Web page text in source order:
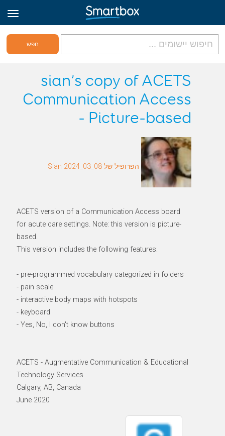
גריד אונליין
היכנס
הירשם לאתר
sian’s copy of ACETS
Communication Access
- Picture-based
הפרופיל של Sian 2024_03_08
ACETS version of a Communication Access board
for acute care settings. Note: this version is picture-
based.
This version includes the following features:
- pre-programmed vocabulary categorized in folders
- pain scale
- interactive body maps with hotspots
- keyboard
- Yes, No, I don't know buttons
ACETS - Augmentative Communication & Educational
Technology Services
Calgary, AB, Canada
June 2020